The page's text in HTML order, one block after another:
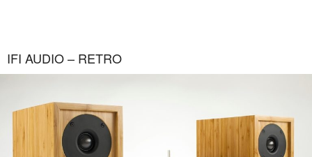
IFI AUDIO – RETRO